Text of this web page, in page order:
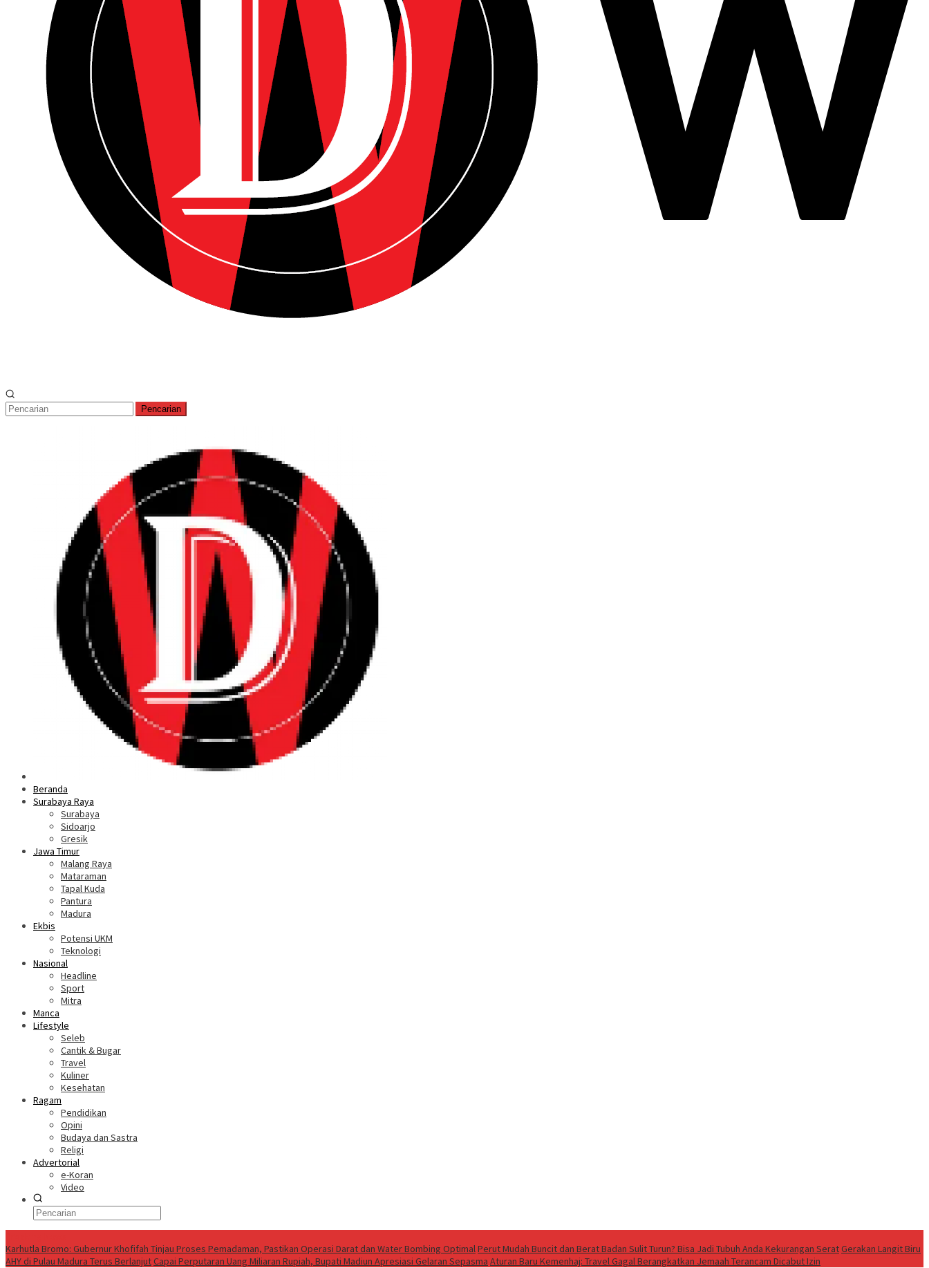
Pencarian
Beranda
Surabaya Raya
Surabaya
Sidoarjo
Gresik
Jawa Timur
Malang Raya
Mataraman
Tapal Kuda
Pantura
Madura
Ekbis
Potensi UKM
Teknologi
Nasional
Headline
Sport
Mitra
Manca
Lifestyle
Seleb
Cantik & Bugar
Travel
Kuliner
Kesehatan
Ragam
Pendidikan
Opini
Budaya dan Sastra
Religi
Advertorial
e-Koran
Video
Karhutla Bromo: Gubernur Khofifah Tinjau Proses Pemadaman, Pastikan Operasi Darat dan Water Bombing OptimalPerut Mudah Buncit dan Berat Badan Sulit Turun? Bisa Jadi Tubuh Anda Kekurangan SeratGerakan Langit Biru
AHY di Pulau Madura Terus BerlanjutCapai Perputaran Uang Miliaran Rupiah, Bupati Madiun Apresiasi Gelaran Sepasma Aturan Baru Kemenhaj: Travel Gagal Berangkatkan Jemaah Terancam Dicabut Izin